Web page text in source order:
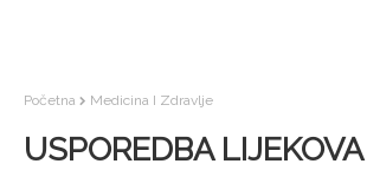
Početna Medicina I Zdravlje
USPOREDBA